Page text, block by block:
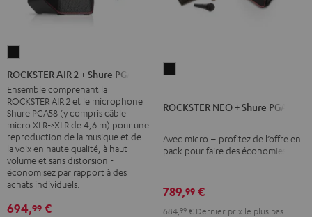
AIR
2
+
Shure
PGA58
Noir
ROCKSTER AIR 2 + Shure PGA58
Ensemble comprenant la
ROCKSTER AIR 2 et le microphone
Shure PGA58 (y compris câble
micro XLR->XLR de 4,6 m) pour une
reproduction de la musique et de
la voix en haute qualité, à haut
volume et sans distorsion -
économisez par rapport à des
achats individuels.
694,99 €
+
PGA58
Noir
ROCKSTER NEO + Shure PGA58
Avec micro – profitez de l’offre en
pack pour faire des économies
789,99 €
684, 99 € Dernier prix le plus bas